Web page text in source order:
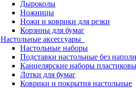
Дыроколы
Ножницы
Ножи и коврики для резки
Корзины для бумаг
Настольные аксессуары
Настольные наборы
Подставки настольные без
Канцелярские наборы
Лотки для бумаг
Коврики и покрытия настольные